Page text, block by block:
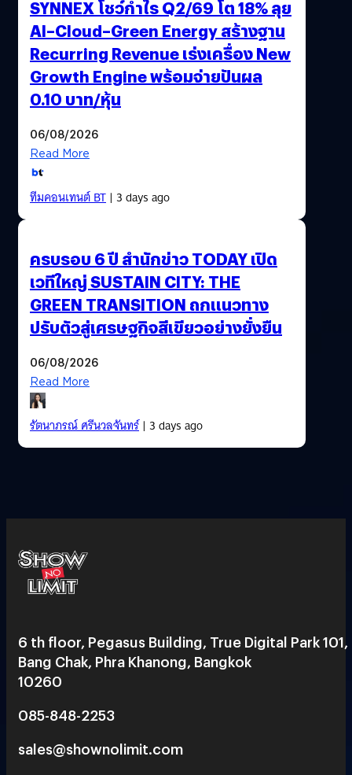
SYNNEX โชว์กำไร Q2/69 โต 18% ลุย
AI–Cloud–Green Energy สร้างฐาน
Recurring Revenue เร่งเครื่อง New
Growth Engine พร้อมจ่ายปันผล
0.10 บาท/หุ้น
06/08/2026
Read More
ทีมคอนเทนต์ BT| 3 days ago
ครบรอบ 6 ปี สำนักข่าว TODAY เปิด
เวทีใหญ่ SUSTAIN CITY: THE
GREEN TRANSITION ถกแนวทาง
ปรับตัวสู่เศรษฐกิจสีเขียวอย่างยั่งยืน
06/08/2026
Read More
รัตนาภรณ์ ศรีนวลจันทร์| 3 days ago
6 th floor, Pegasus Building, True Digital Park 101,
Bang Chak, Phra Khanong, Bangkok
10260
085-848-2253
sales@shownolimit.com